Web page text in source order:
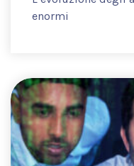
enormi